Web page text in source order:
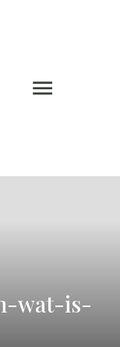
wat-is-